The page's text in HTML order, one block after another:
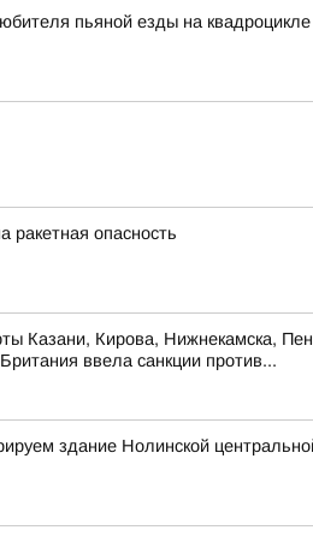
пьяной езды на квадроцикле
ракетная опасность
Казани, Кирова, Нижнекамска,
ввела санкции против...
здание Нолинской